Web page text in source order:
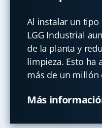
Al instalar un tipo
LGG Industrial
de la planta y
limpieza. Esto ha
más de un millón
Más